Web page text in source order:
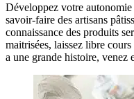
Développez votre autonomie
savoir-faire des artisans
connaissance des produits
maitrisées, laissez libre
a une grande histoire, venez